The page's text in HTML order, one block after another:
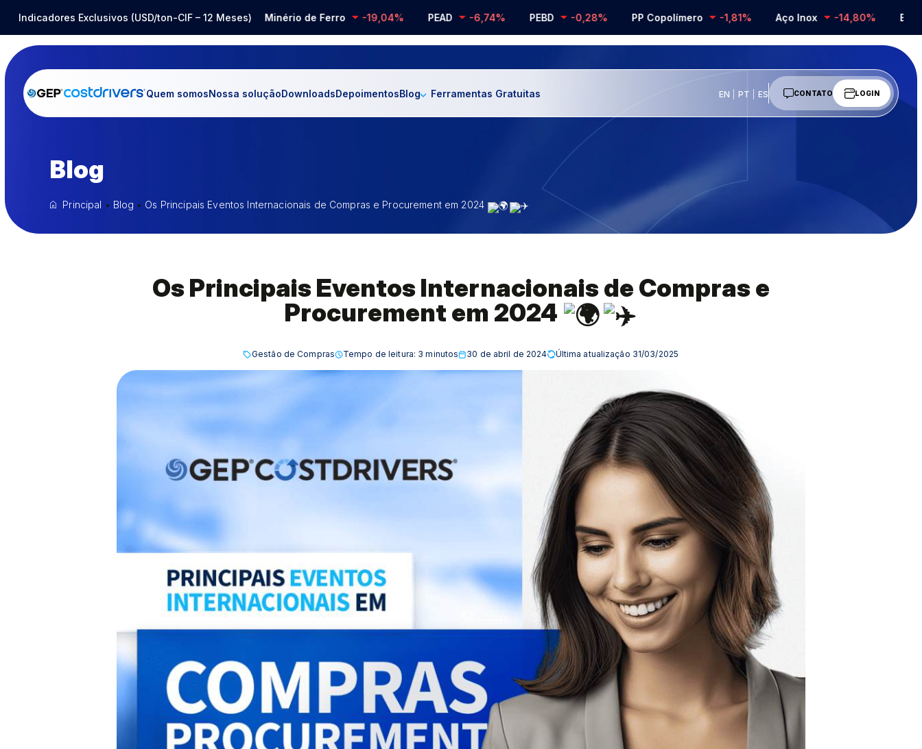
Indicadores Exclusivos (USD/ton-CIF – 12 Meses)
Inox -14,80% Barrilha -25,12% Minério de Ferro -19,04% PEAD -6,74% PEBD -0,28% PP Copolímero -1,81% Aço Inox -14,80% Barrilha
Quem somosNossa soluçãoDownloadsDepoimentosBlog Ferramentas Gratuitas EN PT ES CONTATO LOGIN
Blog
Principal • Blog • Os Principais Eventos Internacionais de Compras e Procurement em 2024
Os Principais Eventos Internacionais de Compras e
Procurement em 2024
Gestão de Compras Tempo de leitura: 3 minutos 30 de abril de 2024 Última atualização 31/03/2025